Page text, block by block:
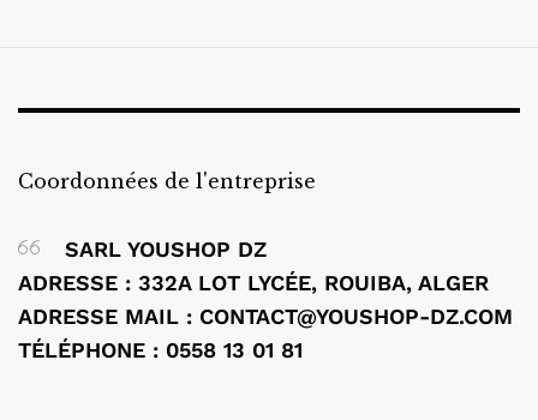
Coordonnées de l'entreprise
SARL YOUSHOP DZ
ADRESSE : 332A LOT LYCÉE, ROUIBA, ALGER
ADRESSE MAIL : CONTACT@YOUSHOP-DZ.COM
TÉLÉPHONE : 0558 13 01 81